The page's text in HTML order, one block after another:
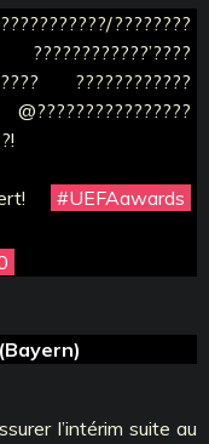
????????
????????????
#UEFAawards
l’intérim suite au